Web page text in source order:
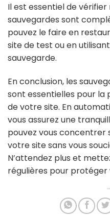
Il est essentiel de
sauvegardes sont
pouvez le faire en
site de test ou en
sauvegarde.
En conclusion, les
sont essentielles pour
de votre site. En
vous assurez une
pouvez vous
votre site sans vous
N’attendez plus et
régulières pour